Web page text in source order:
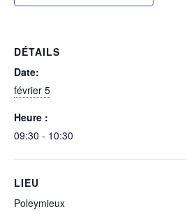
DÉTAILS
Date:
février 5
Heure :
09:30 - 10:30
LIEU
Poleymieux